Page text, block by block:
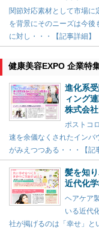
関節対応素材として市場に
を背景にそのニーズは今
に対し・・・【記事詳細】
健康美容EXPO 企業特
進化系
ィング
株式会
ポストコ
速を余儀なくされたインバ
がみえつつある・・・【記
髪を知
近代化
ヘアケア
いる近代
社が掲げるのは「幸せ」と